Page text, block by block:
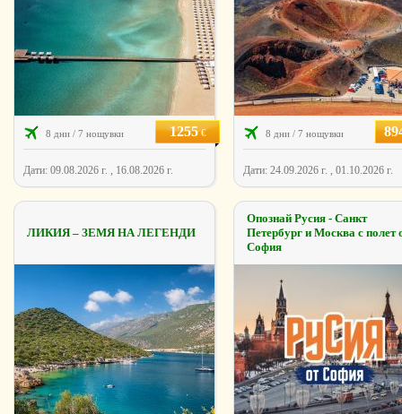
8 дни / 7 нощувки 1255€
Дати: 09.08.2026 г. , 16.08.2026 г.
8 дни / 7 нощувки
Дати: 24.09.2026 г. , 01.10.2026 г.
ЛИКИЯ – ЗЕМЯ НА ЛЕГЕНДИ
Опознай Русия - Санкт
Петербург и Москва с полет
София